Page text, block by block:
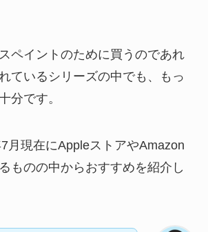
ペイントのために買うのであれ
ているシリーズの中でも、もっ
分です。
月現在にAppleストアやAmazon
ものの中からおすすめを紹介し